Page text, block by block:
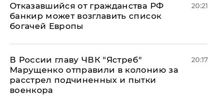
Отказавшийся от гражданства РФ
банкир может возглавить список
богачей Европы
20:21
В России главу ЧВК "Ястреб"
Марущенко отправили в колонию за
расстрел подчиненных и пытки
военкора
20:17